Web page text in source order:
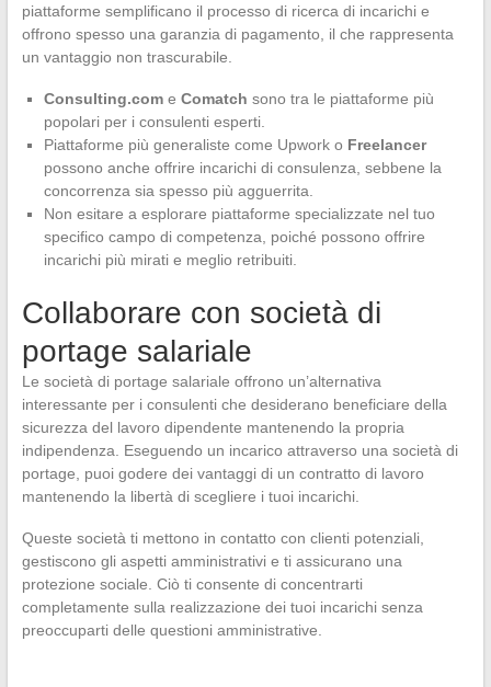
piattaforme semplificano il processo di ricerca di incarichi e
offrono spesso una garanzia di pagamento, il che rappresenta
un vantaggio non trascurabile.
Consulting.come Comatch sono tra le piattaforme più
popolari per i consulenti esperti.
Piattaforme più generaliste come Upwork o Freelancer
possono anche offrire incarichi di consulenza, sebbene la
concorrenza sia spesso più agguerrita.
Non esitare a esplorare piattaforme specializzate nel tuo
specifico campo di competenza, poiché possono offrire
incarichi più mirati e meglio retribuiti.
Collaborare con società di
portage salariale
Le società di portage salariale offrono un’alternativa
interessante per i consulenti che desiderano beneficiare della
sicurezza del lavoro dipendente mantenendo la propria
indipendenza. Eseguendo un incarico attraverso una società di
portage, puoi godere dei vantaggi di un contratto di lavoro
mantenendo la libertà di scegliere i tuoi incarichi.
Queste società ti mettono in contatto con clienti potenziali,
gestiscono gli aspetti amministrativi e ti assicurano una
protezione sociale. Ciò ti consente di concentrarti
completamente sulla realizzazione dei tuoi incarichi senza
preoccuparti delle questioni amministrative.